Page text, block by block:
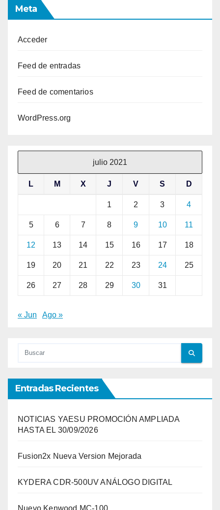
Meta
Acceder
Feed de entradas
Feed de comentarios
WordPress.org
julio 2021
L M X J V S D
1 2 3 4
5 6 7 8 9 10 11
12 13 14 15 16 17 18
19 20 21 22 23 24 25
26 27 28 29 30 31
« Jun Ago »
Entradas Recientes
NOTICIAS YAESU PROMOCIÓN AMPLIADA
HASTA EL 30/09/2026
Fusion2x Nueva Version Mejorada
KYDERA CDR-500UV ANÁLOGO DIGITAL